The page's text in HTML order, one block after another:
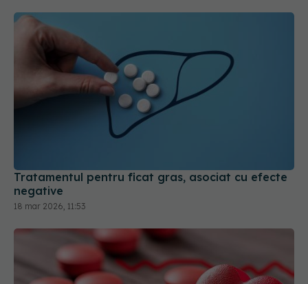
Tratamentul pentru ficat gras, asociat cu efecte
negative
18 mar 2026, 11:53